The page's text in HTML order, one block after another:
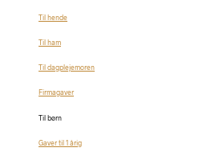
Til hende
Til ham
Til dagplejemoren
Firmagaver
Til børn
Gaver til 1 årig